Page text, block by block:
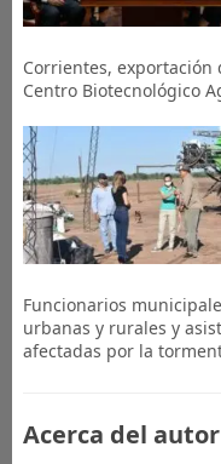
Corrientes, exportación
Centro Biotecnológico
Funcionarios
urbanas y rurales y
afectadas por la
Acerca del autor